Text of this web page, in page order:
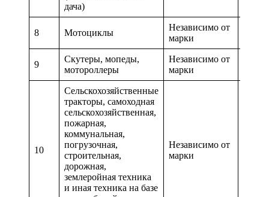
дача)
8 Мотоциклы
Независимо от
марки
9
Скутеры, мопеды,
мотороллеры
Независимо от
марки
10
Сельскохозяйственные
тракторы, самоходная
сельскохозяйственная,
пожарная,
коммунальная,
погрузочная,
строительная,
дорожная,
землеройная техника
и иная техника на базе
Независимо от
марки